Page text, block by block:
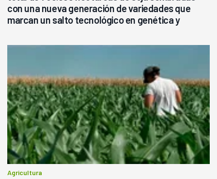
con una nueva generación de variedades que
marcan un salto tecnológico en genética y
Agricultura